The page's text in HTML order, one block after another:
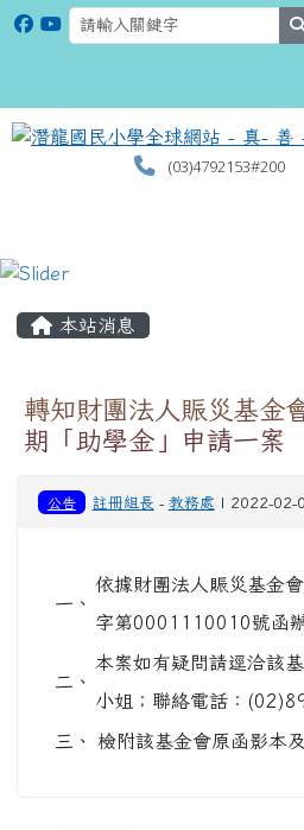
(03)4792153#200
本站消息
轉知財團法人賑災基金
期「助學金」申請一案
公告 註冊組長 - 教務處 | 2022-02-
一、
依據財團法人賑災基金
字第0001110010號函
二、
本案如有疑問請逕洽該
小姐；聯絡電話：
三、 檢附該基金會原函影本